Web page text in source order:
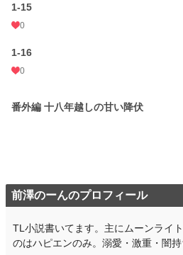
1-15
0
1-16
0
番外編 十八年越しの甘い降伏
前澤のーんのプロフィール
TL小説書いてます。主にムーンライ
のはハピエンのみ。溺愛・激重・闇持